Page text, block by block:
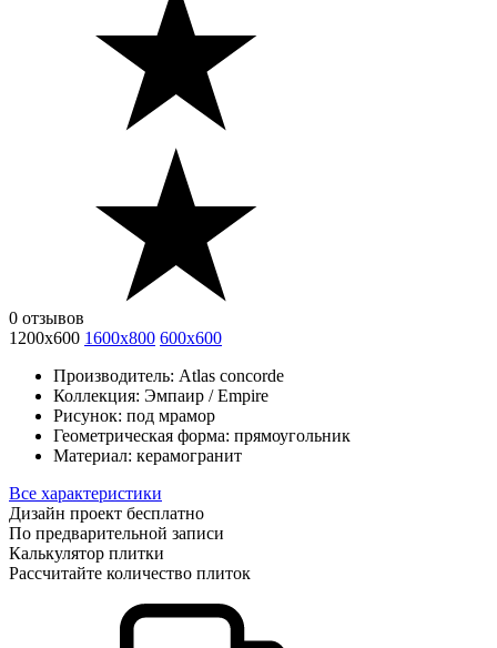
0 отзывов
1200x600 1600x800 600x600
Производитель: Atlas concorde
Коллекция: Эмпаир / Empire
Рисунок: под мрамор
Геометрическая форма: прямоугольник
Материал: керамогранит
Все характеристики
Дизайн проект бесплатно
По предварительной записи
Калькулятор плитки
Рассчитайте количество плиток